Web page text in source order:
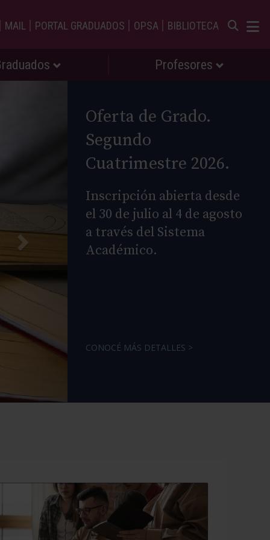
| MAIL | PORTAL GRADUADOS | OPSA | BIBLIOTECA
Profesores
Oferta de Grado.
Segundo
Cuatrimestre 2026.
Inscripción abierta desde
el 30 de julio al 4 de agosto
a través del Sistema
Académico.
CONOCÉ MÁS DETALLES >